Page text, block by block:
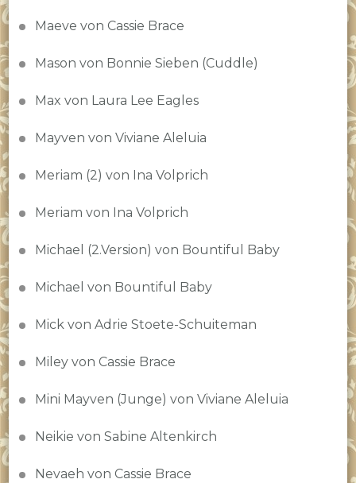
Maeve von Cassie Brace
Mason von Bonnie Sieben (Cuddle)
Max von Laura Lee Eagles
Mayven von Viviane Aleluia
Meriam (2) von Ina Volprich
Meriam von Ina Volprich
Michael (2.Version) von Bountiful Baby
Michael von Bountiful Baby
Mick von Adrie Stoete-Schuiteman
Miley von Cassie Brace
Mini Mayven (Junge) von Viviane Aleluia
Neikie von Sabine Altenkirch
Nevaeh von Cassie Brace